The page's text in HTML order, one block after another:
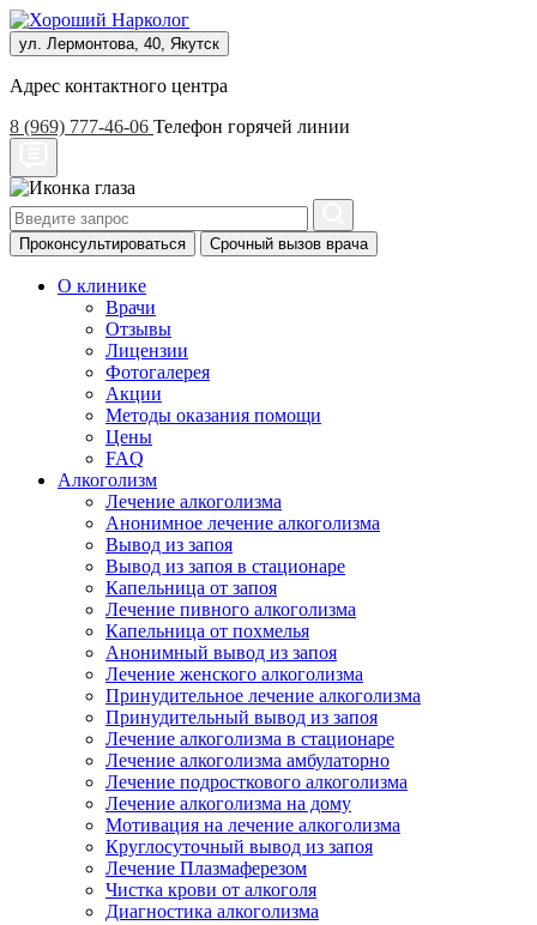
ул. Лермонтова, 40, Якутск
Адрес контактного центра
8 (969) 777-46-06 Телефон горячей линии
Проконсультироваться Срочный вызов врача
О клинике
Врачи
Отзывы
Лицензии
Фотогалерея
Акции
Методы оказания помощи
Цены
FAQ
Алкоголизм
Лечение алкоголизма
Анонимное лечение алкоголизма
Вывод из запоя
Вывод из запоя в стационаре
Капельница от запоя
Лечение пивного алкоголизма
Капельница от похмелья
Анонимный вывод из запоя
Лечение женского алкоголизма
Принудительное лечение алкоголизма
Принудительный вывод из запоя
Лечение алкоголизма в стационаре
Лечение алкоголизма амбулаторно
Лечение подросткового алкоголизма
Лечение алкоголизма на дому
Мотивация на лечение алкоголизма
Круглосуточный вывод из запоя
Лечение Плазмаферезом
Чистка крови от алкоголя
Диагностика алкоголизма